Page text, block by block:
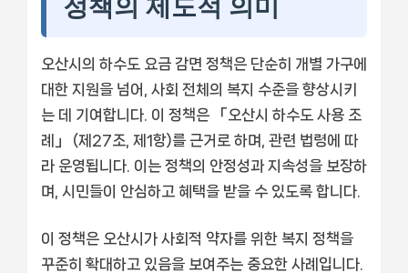
정책의 제도적 의미
오산시의 하수도 요금 감면 정책은 단순히 개별 가구에
대한 지원을 넘어, 사회 전체의 복지 수준을 향상시키
는 데 기여합니다. 이 정책은 「오산시 하수도 사용 조
례」 (제27조, 제1항)를 근거로 하며, 관련 법령에 따
라 운영됩니다. 이는 정책의 안정성과 지속성을 보장하
며, 시민들이 안심하고 혜택을 받을 수 있도록 합니다.
이 정책은 오산시가 사회적 약자를 위한 복지 정책을
꾸준히 확대하고 있음을 보여주는 중요한 사례입니다.